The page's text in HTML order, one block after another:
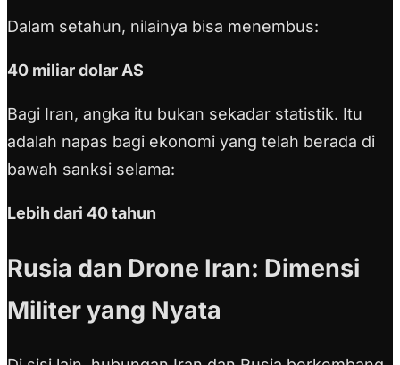
Dalam setahun, nilainya bisa menembus:
40 miliar dolar AS
Bagi Iran, angka itu bukan sekadar statistik. Itu
adalah napas bagi ekonomi yang telah berada di
bawah sanksi selama:
Lebih dari 40 tahun
Rusia dan Drone Iran: Dimensi
Militer yang Nyata